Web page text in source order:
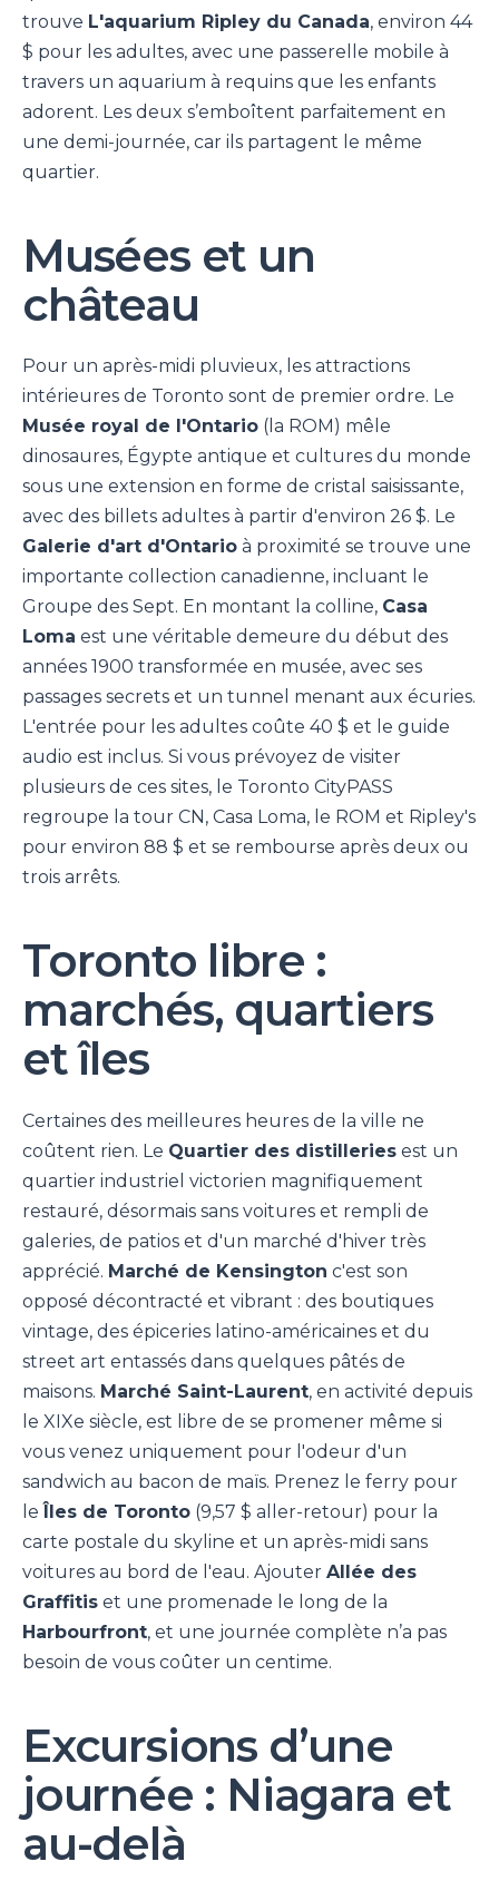
trouve L'aquarium Ripley du Canada, environ 44
$ pour les adultes, avec une passerelle mobile à
travers un aquarium à requins que les enfants
adorent. Les deux s’emboîtent parfaitement en
une demi-journée, car ils partagent le même
quartier.
Musées et un
château
Pour un après-midi pluvieux, les attractions
intérieures de Toronto sont de premier ordre. Le
Musée royal de l'Ontario (la ROM) mêle
dinosaures, Égypte antique et cultures du monde
sous une extension en forme de cristal saisissante,
avec des billets adultes à partir d'environ 26 $. Le
Galerie d'art d'Ontario à proximité se trouve une
importante collection canadienne, incluant le
Groupe des Sept. En montant la colline, Casa
Loma est une véritable demeure du début des
années 1900 transformée en musée, avec ses
passages secrets et un tunnel menant aux écuries.
L'entrée pour les adultes coûte 40 $ et le guide
audio est inclus. Si vous prévoyez de visiter
plusieurs de ces sites, le Toronto CityPASS
regroupe la tour CN, Casa Loma, le ROM et Ripley's
pour environ 88 $ et se rembourse après deux ou
trois arrêts.
Toronto libre :
marchés, quartiers
et îles
Certaines des meilleures heures de la ville ne
coûtent rien. Le Quartier des distilleries est un
quartier industriel victorien magnifiquement
restauré, désormais sans voitures et rempli de
galeries, de patios et d'un marché d'hiver très
apprécié. Marché de Kensington c'est son
opposé décontracté et vibrant : des boutiques
vintage, des épiceries latino-américaines et du
street art entassés dans quelques pâtés de
maisons. Marché Saint-Laurent, en activité depuis
le XIXe siècle, est libre de se promener même si
vous venez uniquement pour l'odeur d'un
sandwich au bacon de maïs. Prenez le ferry pour
leÎles de Toronto (9,57 $ aller-retour) pour la
carte postale du skyline et un après-midi sans
voitures au bord de l'eau. Ajouter Allée des
Graffitis et une promenade le long de la
Harbourfront, et une journée complète n’a pas
besoin de vous coûter un centime.
Excursions d’une
journée : Niagara et
au-delà